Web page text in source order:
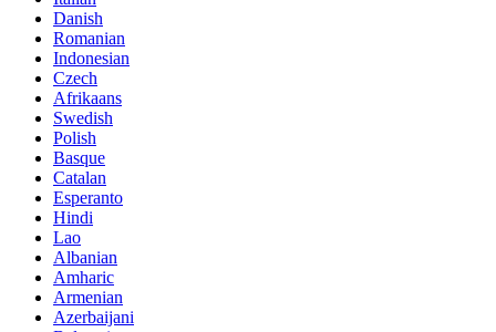
Danish
Romanian
Indonesian
Czech
Afrikaans
Swedish
Polish
Basque
Catalan
Esperanto
Hindi
Lao
Albanian
Amharic
Armenian
Azerbaijani